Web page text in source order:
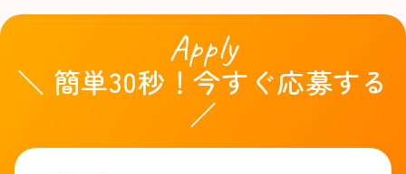
Apply
＼ 簡単30秒！今すぐ応募する
／